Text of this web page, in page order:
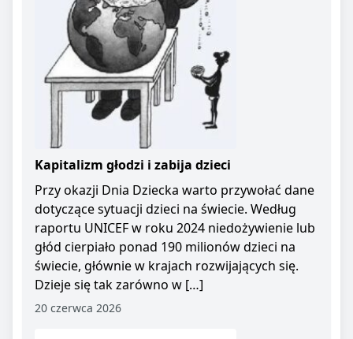
Kapitalizm głodzi i zabija dzieci
Przy okazji Dnia Dziecka warto przywołać dane
dotyczące sytuacji dzieci na świecie. Według
raportu UNICEF w roku 2024 niedożywienie lub
głód cierpiało ponad 190 milionów dzieci na
świecie, głównie w krajach rozwijających się.
Dzieje się tak zarówno w […]
20 czerwca 2026